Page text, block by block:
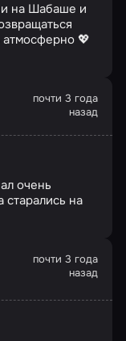
на Шабаше и
атмосферно 💖
почти 3 года
назад
очень
на
почти 3 года
назад